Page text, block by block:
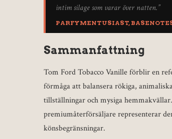
intim silage som varar över natten.”
PARFYMENTUSIAST,
Sammanfattning
Tom Ford Tobacco Vanille förblir en
förmåga att balansera rökiga,
tillställningar och mysiga
premiumåterförsäljare representerar
könsbegränsningar.